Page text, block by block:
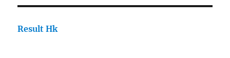
Result Hk